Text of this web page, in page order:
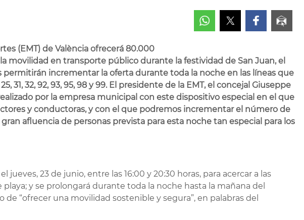
(EMT) de València ofrecerá 80.000
movilidad en transporte público durante la festividad de San Juan, el
permitirán incrementar la oferta durante toda la noche en las líneas que
31, 32, 92, 93, 95, 98 y 99. El presidente de la EMT, el concejal Giuseppe
por la empresa municipal con este dispositivo especial en el que
y conductoras, y con el que podremos incrementar el número de
afluencia de personas prevista para esta noche tan especial para los
jueves, 23 de junio, entre las 16:00 y 20:30 horas, para acercar a las
playa; y se prolongará durante toda la noche hasta la mañana del
de “ofrecer una movilidad sostenible y segura”, en palabras del